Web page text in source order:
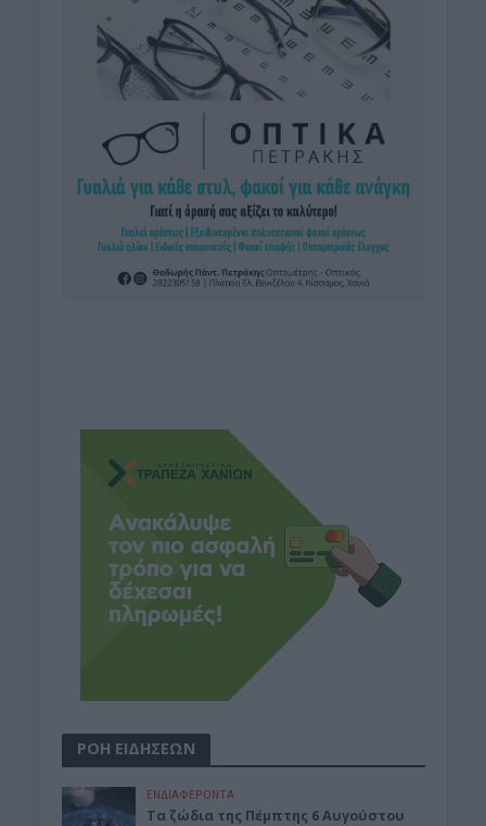
ΡΟΗ ΕΙΔΗΣΕΩΝ
ΕΝΔΙΑΦΕΡΟΝΤΑ
Tα ζώδια της Πέμπτης 6 Αυγούστου